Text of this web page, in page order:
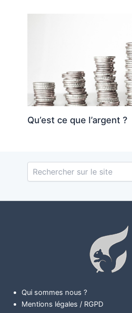
Qu’est ce que l’argent ?
Qui sommes nous ?
Mentions légales / RGPD